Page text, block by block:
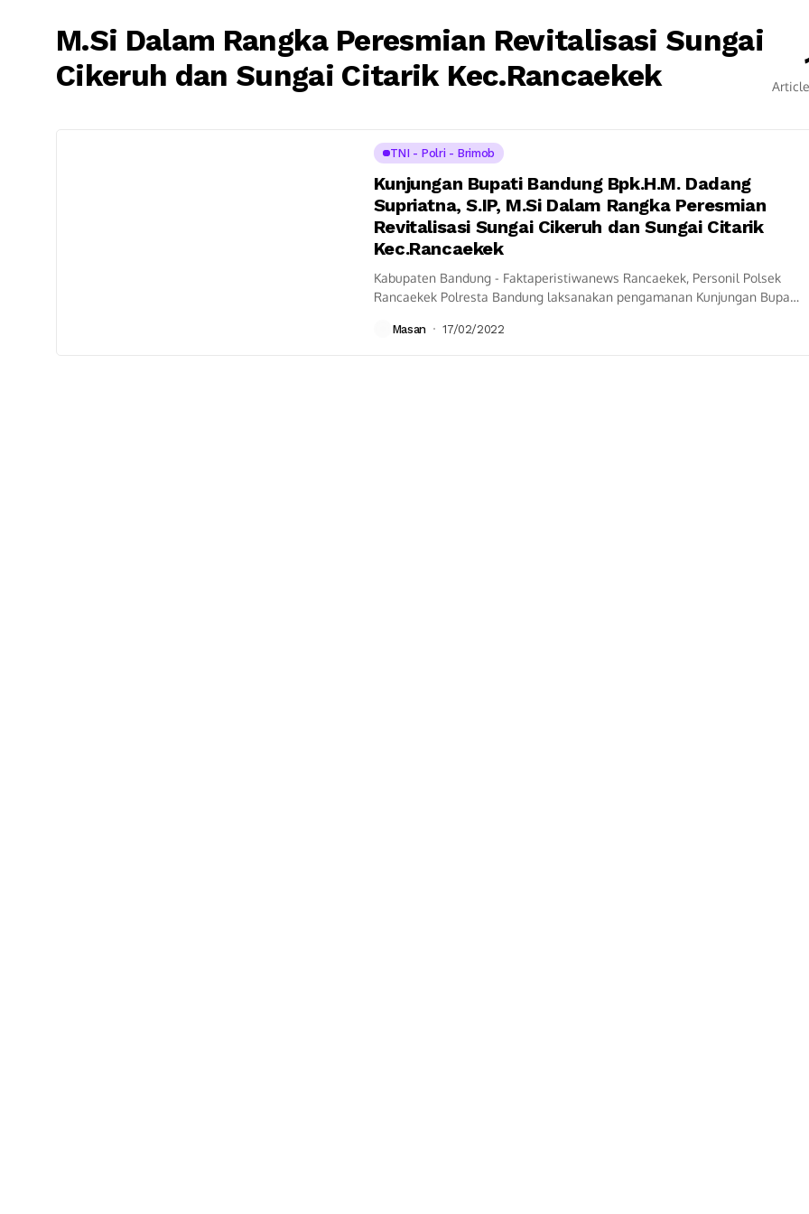
M.Si Dalam Rangka Peresmian Revitalisasi Sungai
Cikeruh dan Sungai Citarik Kec.Rancaekek
TNI - Polri - Brimob
Kunjungan Bupati Bandung Bpk.H.M. Dadang
Supriatna, S.IP, M.Si Dalam Rangka Peresmian
Revitalisasi Sungai Cikeruh dan Sungai Citarik
Kec.Rancaekek
Kabupaten Bandung - Faktaperistiwanews Rancaekek, Personil Polsek
Rancaekek Polresta Bandung laksanakan pengamanan Kunjungan Bupati
Peresmian...
Masan 17/02/2022